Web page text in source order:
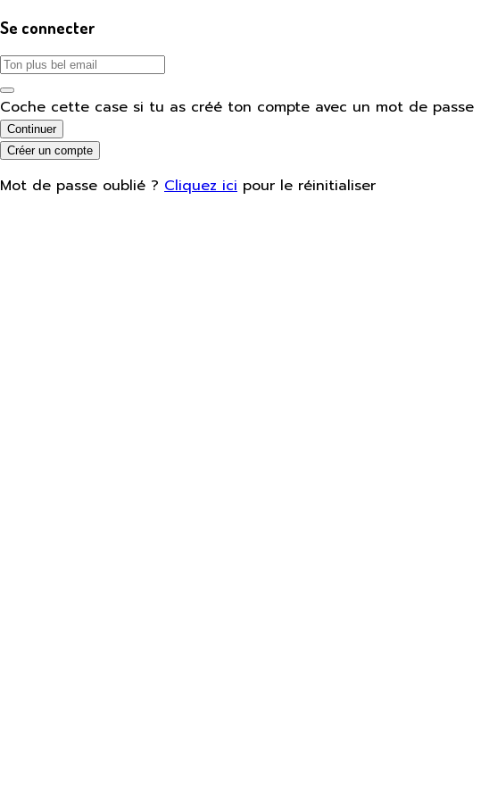
Se connecter
Coche cette case si tu as créé ton compte avec un mot de passe
Continuer
Créer un compte
Mot de passe oublié ? Cliquez ici pour le réinitialiser